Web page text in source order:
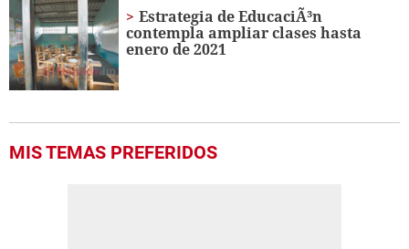
Estrategia de EducaciÃ³n
contempla ampliar clases hasta
enero de 2021
MIS TEMAS PREFERIDOS